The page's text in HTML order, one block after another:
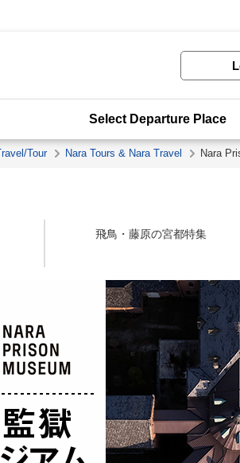
Select Departure Place
Tour Nara Tours & Nara Travel Nara
飛鳥・藤原の宮都特集